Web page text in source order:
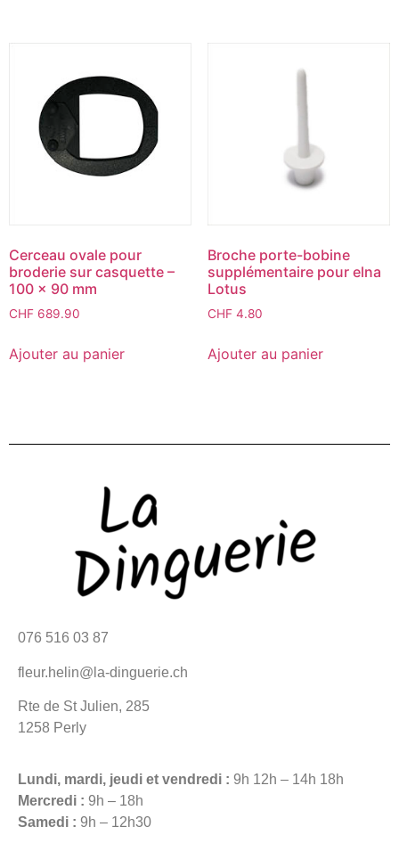
Cerceau ovale pour
broderie sur casquette –
100 x 90 mm
CHF 689.90
Ajouter au panier
Broche porte-bobine
supplémentaire pour elna
Lotus
CHF4.80
Ajouter au panier
076 516 03 87
fleur.helin@la-dinguerie.ch
Rte de St Julien, 285
1258 Perly
Lundi, mardi, jeudi et vendredi : 9h 12h – 14h 18h
Mercredi : 9h – 18h
Samedi : 9h – 12h30